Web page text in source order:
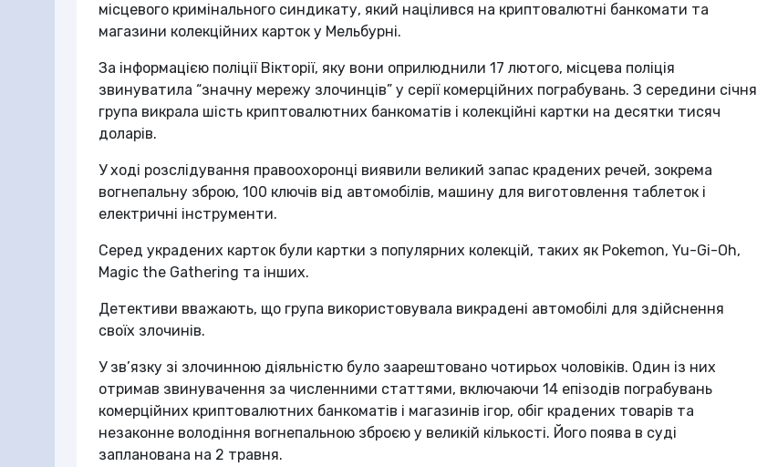
місцевого кримінального синдикату, який націлився на криптовалютні банкомати та
магазини колекційних карток у Мельбурні.
За інформацією поліції Вікторії, яку вони оприлюднили 17 лютого, місцева поліція
звинуватила “значну мережу злочинців” у серії комерційних пограбувань. З середини січня
група викрала шість криптовалютних банкоматів і колекційні картки на десятки тисяч
доларів.
У ході розслідування правоохоронці виявили великий запас крадених речей, зокрема
вогнепальну зброю, 100 ключів від автомобілів, машину для виготовлення таблеток і
електричні інструменти.
Серед украдених карток були картки з популярних колекцій, таких як Pokemon, Yu-Gi-Oh,
Magic the Gathering та інших.
Детективи вважають, що група використовувала викрадені автомобілі для здійснення
своїх злочинів.
У зв’язку зі злочинною діяльністю було заарештовано чотирьох чоловіків. Один із них
отримав звинувачення за численними статтями, включаючи 14 епізодів пограбувань
комерційних криптовалютних банкоматів і магазинів ігор, обіг крадених товарів та
незаконне володіння вогнепальною зброєю у великій кількості. Його поява в суді
запланована на 2 травня.